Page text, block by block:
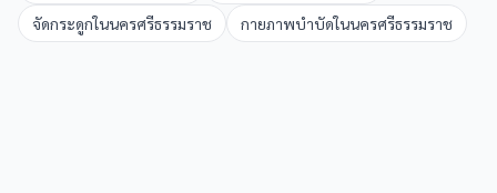
จัดกระดูกในนครศรีธรรมราช กายภาพบำบัดในนครศรีธรรมราช